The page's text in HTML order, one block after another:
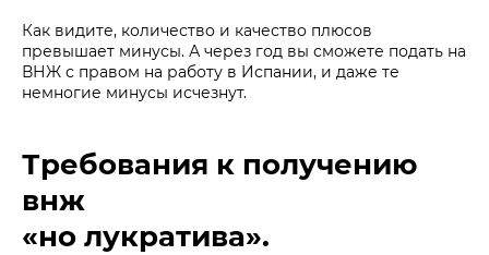
Как видите, количество и качество плюсов
превышает минусы. А через год вы сможете подать на
ВНЖ с правом на работу в Испании, и даже те
немногие минусы исчезнут.
Требования к получению
внж
«но лукратива».